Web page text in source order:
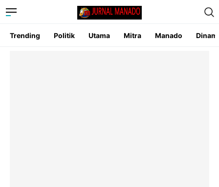
Trending Politik Utama Mitra Manado